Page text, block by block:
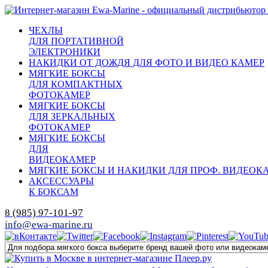
ЧЕХЛЫ
ДЛЯ ПОРТАТИВНОЙ
ЭЛЕКТРОНИКИ
НАКИДКИ ОТ ДОЖДЯ ДЛЯ ФОТО И ВИДЕО КАМЕР
МЯГКИЕ БОКСЫ
ДЛЯ КОМПАКТНЫХ
ФОТОКАМЕР
МЯГКИЕ БОКСЫ
ДЛЯ ЗЕРКАЛЬНЫХ
ФОТОКАМЕР
МЯГКИЕ БОКСЫ
ДЛЯ
ВИДЕОКАМЕР
МЯГКИЕ БОКСЫ И НАКИДКИ ДЛЯ ПРОФ.
АКСЕССУАРЫ
К БОКСАМ
8 (985) 97-101-97
info@ewa-marine.ru